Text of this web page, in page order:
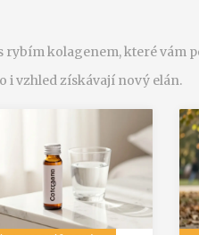
kolagenem, které vám
i vzhled získávají nový elán.